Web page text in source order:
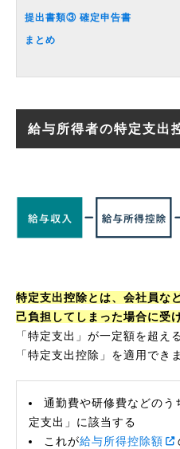
提出書類③ 確定申告書
まとめ
給与所得者の特定支出
特定支出控除とは、会社員な
己負担してしまった場合に受
「特定支出」が一定額を超え
「特定支出控除」を適用でき
通勤費や研修費などのう
定支出」に該当する
これが給与所得控除額